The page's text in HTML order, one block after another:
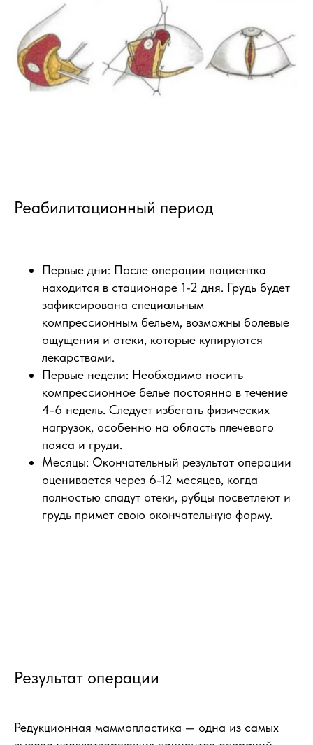
Реабилитационный период
Первые дни: После операции пациентка
находится в стационаре 1-2 дня. Грудь будет
зафиксирована специальным
компрессионным бельем, возможны болевые
ощущения и отеки, которые купируются
лекарствами.
Первые недели: Необходимо носить
компрессионное белье постоянно в течение
4-6 недель. Следует избегать физических
нагрузок, особенно на область плечевого
пояса и груди.
Месяцы: Окончательный результат операции
оценивается через 6-12 месяцев, когда
полностью спадут отеки, рубцы посветлеют и
грудь примет свою окончательную форму.
Результат операции
Редукционная маммопластика — одна из самых